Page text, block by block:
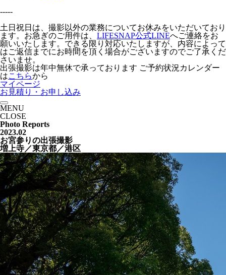
-----
土日祝日は、撮影以外の業務についてお休みをいただいており
ます。お急ぎのご用件は、 LIFESNAP公式LINEへご連絡をお
願いいたします。できる限り対応いたしますが、内容によって
はご返信までにお時間を頂く場合がございますのでご了承くだ
さいませ。
出張撮影は年中無休で承っております ご予約状況カレンダー
はこちらから
マイページ
お見積り・お申し込み
MENU
CLOSE
Photo Reports
2023.02
お宮参りの出張撮影
増上寺／東京都／港区